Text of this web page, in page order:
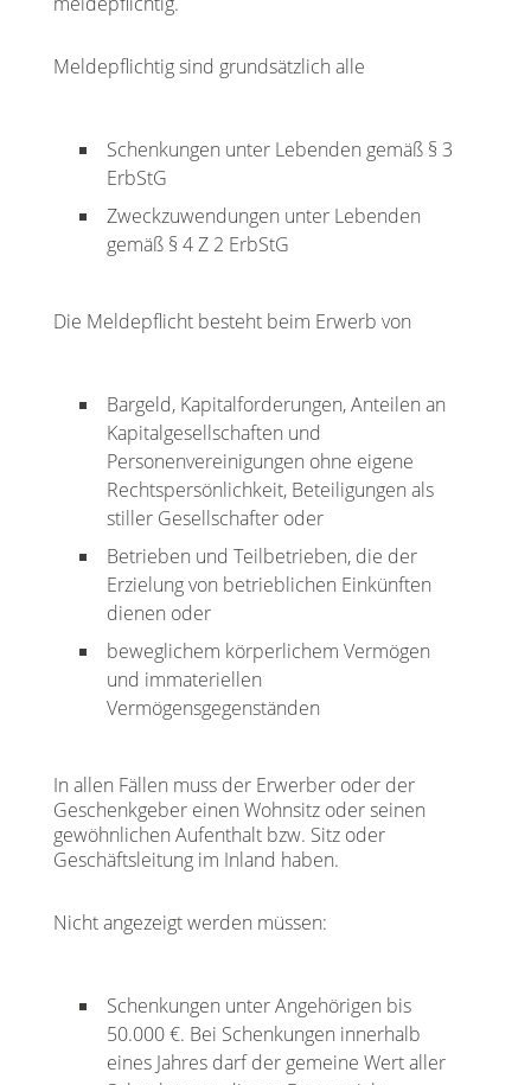
Meldepflichtig sind grundsätzlich alle
Schenkungen unter Lebenden gemäß § 3
ErbStG
Zweckzuwendungen unter Lebenden
gemäß § 4 Z 2 ErbStG
Die Meldepflicht besteht beim Erwerb von
Bargeld, Kapitalforderungen, Anteilen an
Kapitalgesellschaften und
Personenvereinigungen ohne eigene
Rechtspersönlichkeit, Beteiligungen als
stiller Gesellschafter oder
Betrieben und Teilbetrieben, die der
Erzielung von betrieblichen Einkünften
dienen oder
beweglichem körperlichem Vermögen
und immateriellen
Vermögensgegenständen
In allen Fällen muss der Erwerber oder der
Geschenkgeber einen Wohnsitz oder seinen
gewöhnlichen Aufenthalt bzw. Sitz oder
Geschäftsleitung im Inland haben.
Nicht angezeigt werden müssen:
Schenkungen unter Angehörigen bis
50.000 €. Bei Schenkungen innerhalb
eines Jahres darf der gemeine Wert aller